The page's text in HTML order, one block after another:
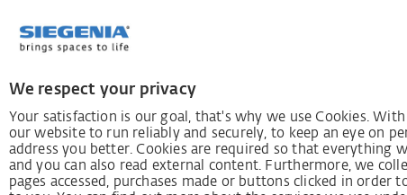
через відкидні віконні фрамуги